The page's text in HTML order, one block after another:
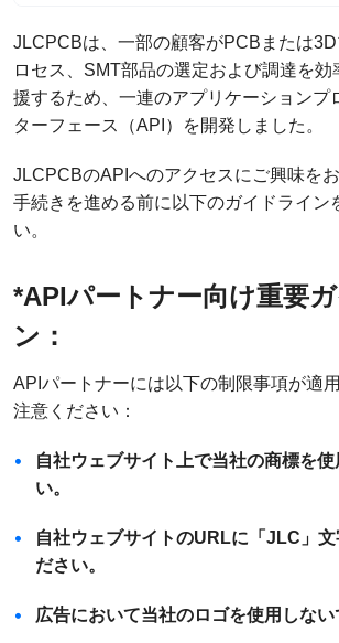
JLCPCBは、一部の顧客がPCBまたは
ロセス、SMT部品の選定および調達を効
援するため、一連のアプリケーションプ
ターフェース（API）を開発しました。
JLCPCBのAPIへのアクセスにご興味をお
手続きを進める前に以下のガイドライン
い。
*APIパートナー向け重要
ン：
APIパートナーには以下の制限事項が適
注意ください：
自社ウェブサイト上で当社の商標を
い。
自社ウェブサイトのURLに「JLC」文
ださい。
広告において当社のロゴを使用しない